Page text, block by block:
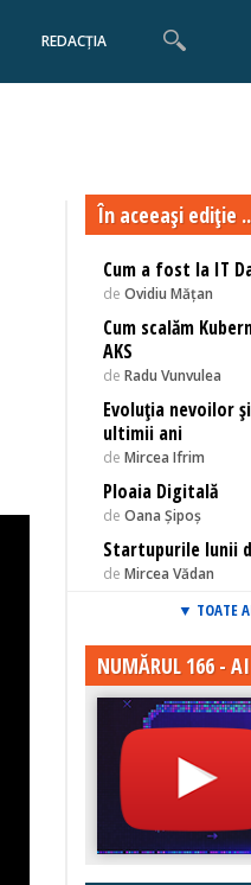
REDACȚIA
În aceeaşi ediţie
Cum a fost la IT
de Ovidiu Mățan
Cum scalăm
AKS
de Radu Vunvulea
Evoluţia nevoilor
ultimii ani
de Mircea Ifrim
Ploaia Digitală
de Oana Șipoș
Startupurile lunii
de Mircea Vădan
▼ TOATE
NUMĂRUL 166 -